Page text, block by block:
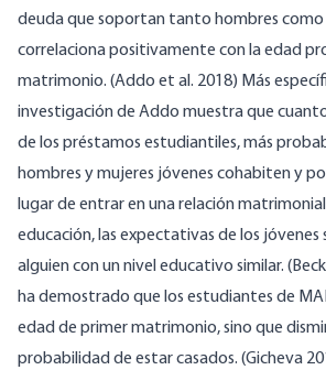
deuda que soportan tanto hombres como
correlaciona positivamente con la edad
matrimonio. (Addo et al. 2018) Más
investigación de Addo muestra que
de los préstamos estudiantiles, más
hombres y mujeres jóvenes cohabiten y
lugar de entrar en una relación
educación, las expectativas de los jóvenes
alguien con un nivel educativo similar.
ha demostrado que los estudiantes de
edad de primer matrimonio, sino que
probabilidad de estar casados. (Gicheva